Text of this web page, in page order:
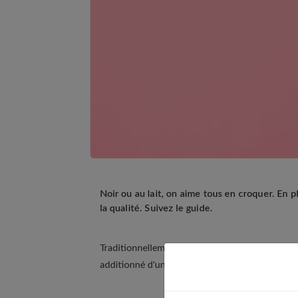
Noir ou au lait, on aime tous en croquer. En
la qualité. Suivez le guide.
Traditionnellement, le chocolat est fabriqué à
additionné d'une petite quantité de lécithine